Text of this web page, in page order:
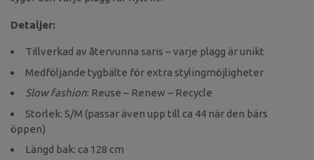
Detaljer:
Tillverkad av återvunna saris – varje plagg är unikt
Medföljande tygbälte för extra stylingmöjligheter
Slow fashion: Reuse – Renew – Recycle
Storlek: S/M (passar även upp till ca 44 när den bärs
öppen)
Längd bak: ca 128 cm